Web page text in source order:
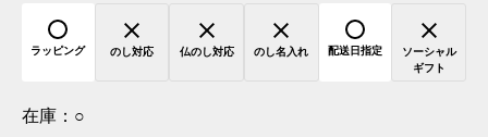
ラッピング のし対応 仏のし対応 のし名入れ 配送日指定
ソーシャル
ギフト
在庫： ○